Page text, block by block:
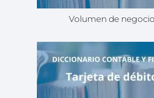
Volumen de negocio